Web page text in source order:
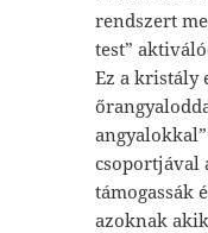
rendszert
test”
Ez a kristály
csoportjával
támogassák
azoknak